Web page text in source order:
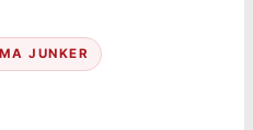
JUNKER